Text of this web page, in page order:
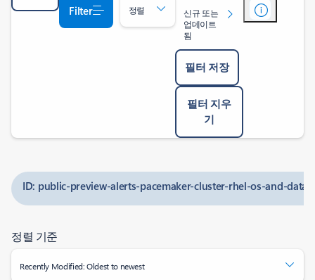
Filter 정렬
신규 또는
업데이트
됨
필터 저장
필터 지우
기
ID: public-preview-alerts-pacemaker-cluster-rhel-os-and-
정렬 기준
Recently Modified: Oldest to newest